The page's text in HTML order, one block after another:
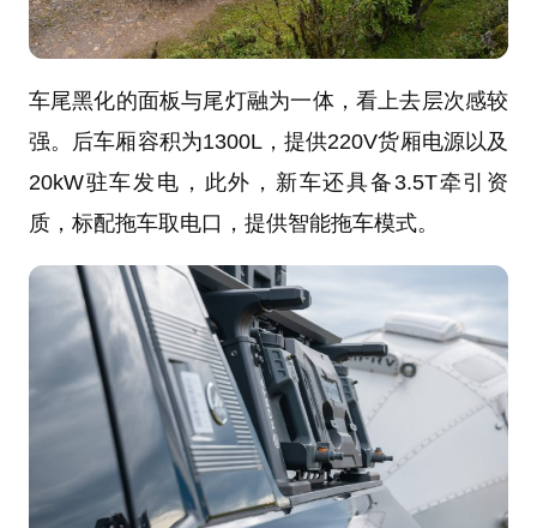
车尾黑化的面板与尾灯融为一体，看上去层次感较
强。后车厢容积为1300L，提供220V货厢电源以及
20kW驻车发电，此外，新车还具备3.5T牵引资
质，标配拖车取电口，提供智能拖车模式。